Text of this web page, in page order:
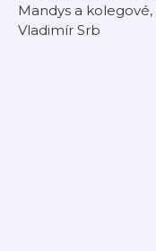
Mandys a
Vladimír Srb